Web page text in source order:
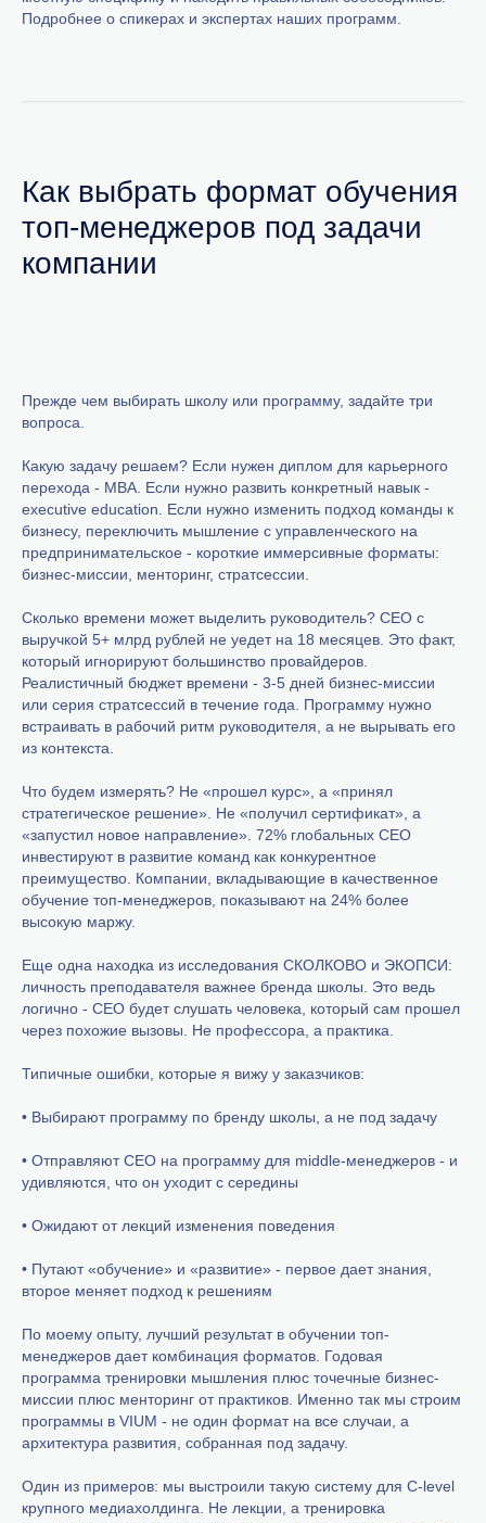
Подробнее о спикерах и экспертах наших программ.
Как выбрать формат обучения
топ-менеджеров под задачи
компании
Прежде чем выбирать школу или программу, задайте три
вопроса.
Какую задачу решаем? Если нужен диплом для карьерного
перехода - MBA. Если нужно развить конкретный навык -
executive education. Если нужно изменить подход команды к
бизнесу, переключить мышление с управленческого на
предпринимательское - короткие иммерсивные форматы:
бизнес-миссии, менторинг, стратсессии.
Сколько времени может выделить руководитель? CEO с
выручкой 5+ млрд рублей не уедет на 18 месяцев. Это факт,
который игнорируют большинство провайдеров.
Реалистичный бюджет времени - 3-5 дней бизнес-миссии
или серия стратсессий в течение года. Программу нужно
встраивать в рабочий ритм руководителя, а не вырывать его
из контекста.
Что будем измерять? Не «прошел курс», а «принял
стратегическое решение». Не «получил сертификат», а
«запустил новое направление». 72% глобальных CEO
инвестируют в развитие команд как конкурентное
преимущество. Компании, вкладывающие в качественное
обучение топ-менеджеров, показывают на 24% более
высокую маржу.
Еще одна находка из исследования СКОЛКОВО и ЭКОПСИ:
личность преподавателя важнее бренда школы. Это ведь
логично - CEO будет слушать человека, который сам прошел
через похожие вызовы. Не профессора, а практика.
Типичные ошибки, которые я вижу у заказчиков:
• Выбирают программу по бренду школы, а не под задачу
• Отправляют CEO на программу для middle-менеджеров - и
удивляются, что он уходит с середины
• Ожидают от лекций изменения поведения
• Путают «обучение» и «развитие» - первое дает знания,
второе меняет подход к решениям
По моему опыту, лучший результат в обучении топ-
менеджеров дает комбинация форматов. Годовая
программа тренировки мышления плюс точечные бизнес-
миссии плюс менторинг от практиков. Именно так мы строим
программы в VIUM - не один формат на все случаи, а
архитектура развития, собранная под задачу.
Один из примеров: мы выстроили такую систему для C-level
крупного медиахолдинга. Не лекции, а тренировка